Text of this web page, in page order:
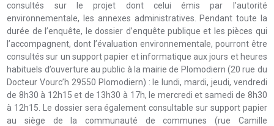
consultés sur le projet dont celui émis par l’autorité
environnementale, les annexes administratives. Pendant toute la
durée de l’enquête, le dossier d’enquête publique et les pièces qui
l’accompagnent, dont l’évaluation environnementale, pourront être
consultés sur un support papier et informatique aux jours et heures
habituels d’ouverture au public à la mairie de Plomodiern (20 rue du
Docteur Vourc’h 29550 Plomodiern) : le lundi, mardi, jeudi, vendredi
de 8h30 à 12h15 et de 13h30 à 17h, le mercredi et samedi de 8h30
à 12h15. Le dossier sera également consultable sur support papier
au siège de la communauté de communes (rue Camille